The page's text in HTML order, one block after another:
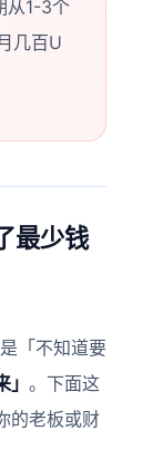
从1-3个
几百U
最少钱
「不知道要
。下面这
的老板或财